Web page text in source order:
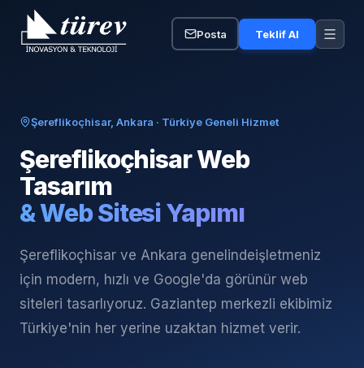
Posta Teklif Al
Şereflikoçhisar, Ankara · Türkiye Geneli Hizmet
ŞereflikoçhisarWeb
Tasarım
& Web Sitesi Yapımı
Şereflikoçhisar ve Ankara genelindeişletmeniz
için modern, hızlı ve Google'da görünür web
siteleri tasarlıyoruz. Gaziantep merkezli ekibimiz
Türkiye'nin her yerine uzaktan hizmet verir.